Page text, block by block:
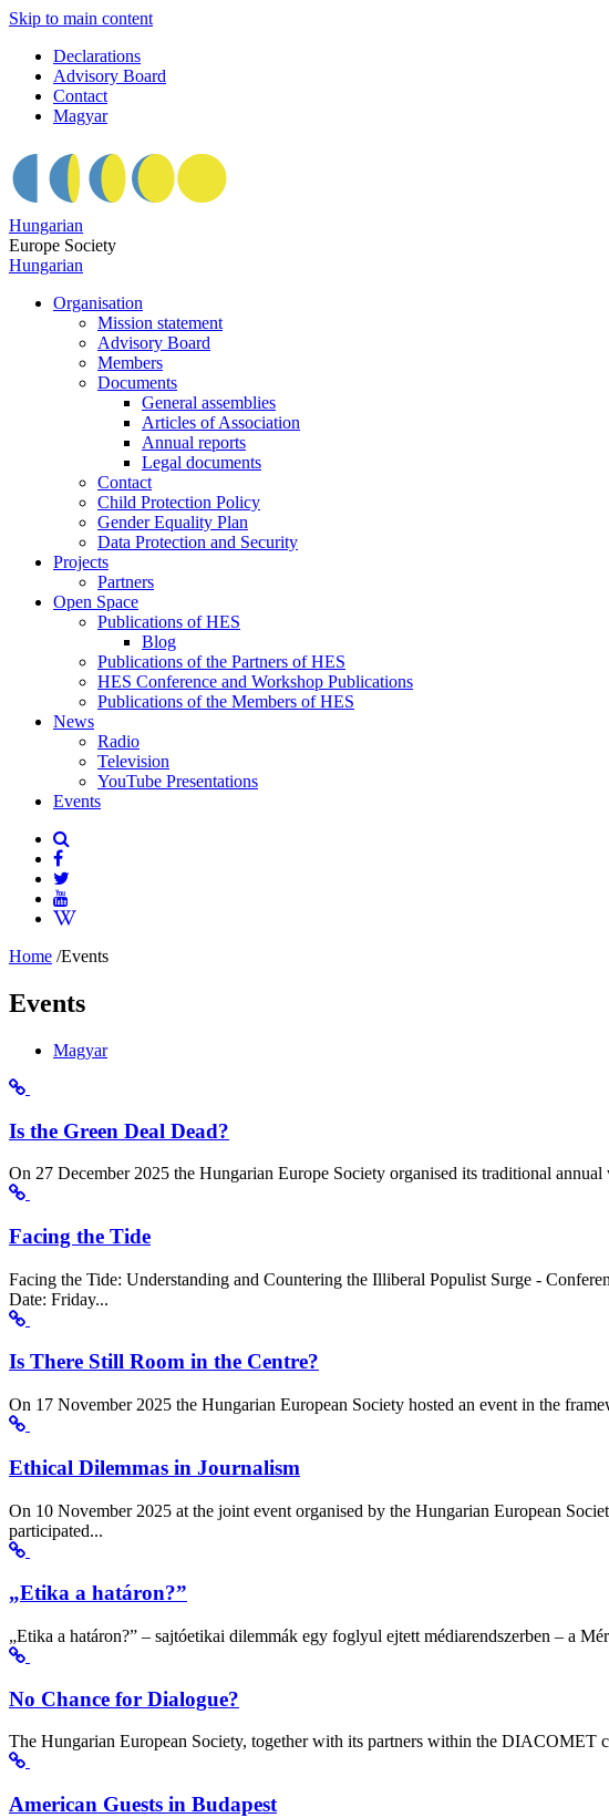
Skip to main content
Declarations
Advisory Board
Contact
Magyar
Hungarian
Europe Society
Hungarian
Organisation
Mission statement
Advisory Board
Members
Documents
General assemblies
Articles of Association
Annual reports
Legal documents
Contact
Child Protection Policy
Gender Equality Plan
Data Protection and Security
Projects
Partners
Open Space
Publications of HES
Blog
Publications of the Partners of HES
HES Conference and Workshop Publications
Publications of the Members of HES
News
Radio
Television
YouTube Presentations
Events
Home /Events
Events
Magyar
Is the Green Deal Dead?
On 27 December 2025 the Hungarian Europe Society organised its traditional
Facing the Tide
Facing the Tide: Understanding and Countering the Illiberal Populist Surge -
Date: Friday...
Is There Still Room in the Centre?
On 17 November 2025 the Hungarian European Society hosted an event in the
Ethical Dilemmas in Journalism
On 10 November 2025 at the joint event organised by the Hungarian European
participated...
„Etika a határon?”
„Etika a határon?” – sajtóetikai dilemmák egy foglyul ejtett médiarendszerben – a
No Chance for Dialogue?
The Hungarian European Society, together with its partners within the DIACOMET
American Guests in Budapest